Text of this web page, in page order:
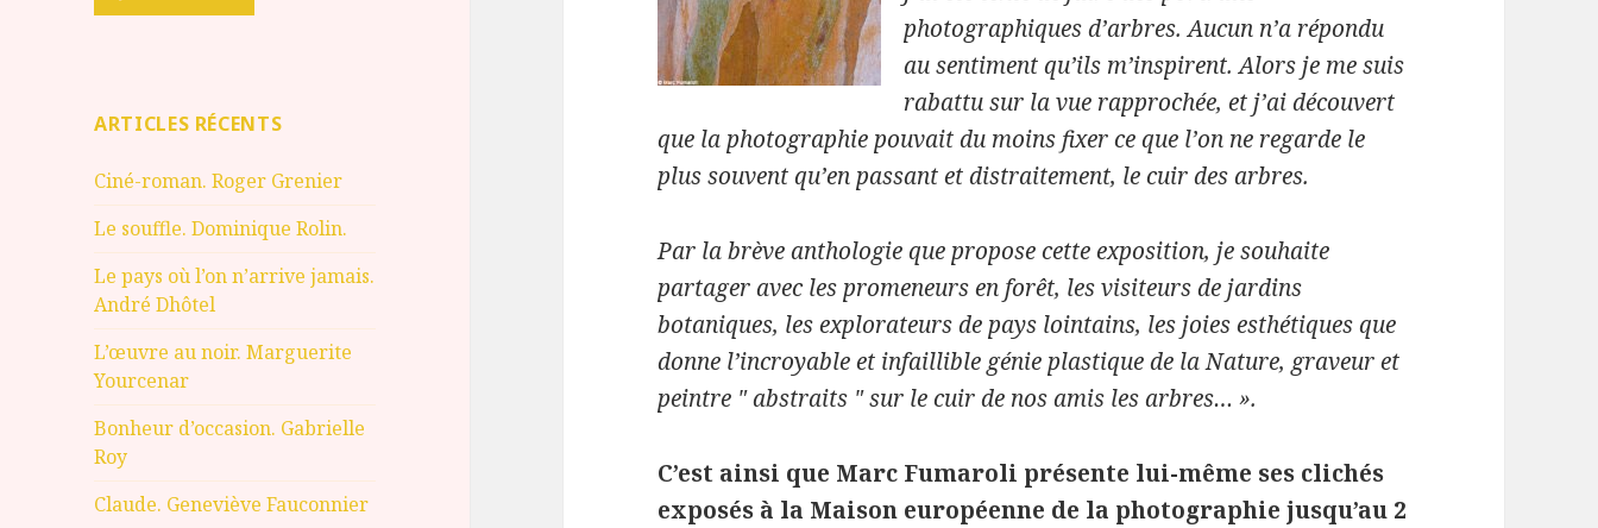
ARTICLES RÉCENTS
Ciné-roman. Roger Grenier
Le souffle. Dominique Rolin.
Le pays où l’on n’arrive jamais.
André Dhôtel
L’œuvre au noir. Marguerite
Yourcenar
Bonheur d’occasion. Gabrielle
Roy
Claude. Geneviève Fauconnier
photographiques d’arbres. Aucun n’a répondu
au sentiment qu’ils m’inspirent. Alors je me suis
rabattu sur la vue rapprochée, et j’ai découvert
que la photographie pouvait du moins fixer ce que l’on ne regarde le
plus souvent qu’en passant et distraitement, le cuir des arbres.
Par la brève anthologie que propose cette exposition, je souhaite
partager avec les promeneurs en forêt, les visiteurs de jardins
botaniques, les explorateurs de pays lointains, les joies esthétiques que
donne l’incroyable et infaillible génie plastique de la Nature, graveur et
peintre " abstraits " sur le cuir de nos amis les arbres… ».
C’est ainsi que Marc Fumaroli présente lui-même ses clichés
exposés à la Maison européenne de la photographie jusqu’au 2